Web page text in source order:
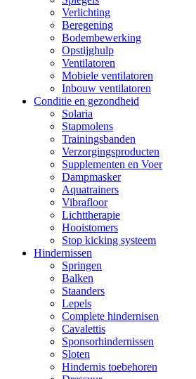
Verlichting
Beregening
Bodembewerking
Opstijghulp
Ventilatoren
Mobiele ventilatoren
Inbouw ventilatoren
Conditie en gezondheid
Solaria
Stapmolens
Trainingsbanden
Verzorgingsproducten
Supplementen en Voer
Dampmasker
Aquatrainers
Vibrafloor
Lichttherapie
Hooistomers
Stop kicking systeem
Hindernissen
Springen
Balken
Staanders
Lepels
Complete hindernisen
Cavalettis
Sponsorhindernissen
Sloten
Hindernis toebehoren